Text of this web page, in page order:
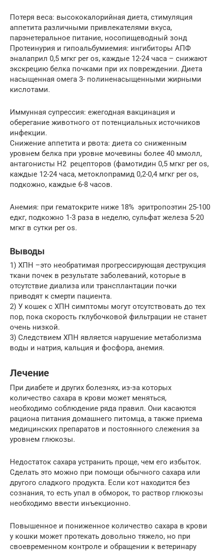
Потеря веса: высококалорийная диета, стимуляция
аппетита различными привлекателями вкуса,
парэнетеральное питание, носопищеводный зонд
Протеинурия и гипоальбумиемия: ингибиторы АПФ
эналаприл 0,5 мгкг per os, каждые 12-24 часа – снижают
экскрецию белка почками при их повреждении. Диета
насыщенная омега 3- полиненасыщенными жирными
кислотами.
Иммунная супрессия: ежегодная вакцинация и
оберегание животного от потенциальных источников
инфекции.
Снижение аппетита и рвота: диета со сниженным
уровнем белка при уровне мочевины более 40 ммолл,
антагонисты Н2 рецепторов (фамотидин 0,5 мгкг per os,
каждые 12-24 часа, метоклопрамид 0,2-0,4 мгкг per os,
подкожно, каждые 6-8 часов.
Анемия: при гематокрите ниже 18% эритропоэтин 25-100
едкг, подкожно 1-3 раза в неделю, сульфат железа 5-20
мгкг в сутки per os.
Выводы
1) ХПН –это необратимая прогрессирующая деструкция
ткани почек в результате заболеваний, которые в
отсутствие диализа или трансплантации почки
приводят к смерти пациента.
2) У кошек с ХПН симптомы могут отсутствовать до тех
пор, пока скорость гклубочковой фильтрации не станет
очень низкой.
3) Следствием ХПН является нарушение метаболизма
воды и натрия, кальция и фосфора, анемия.
Лечение
При диабете и других болезнях, из-за которых
количество сахара в крови может меняться,
необходимо соблюдение ряда правил. Они касаются
рациона питания домашнего питомца, а также приема
медицинских препаратов и постоянного слежения за
уровнем глюкозы.
Недостаток сахара устранить проще, чем его избыток.
Сделать это можно при помощи обычного сахара или
другого сладкого продукта. Если кот находится без
сознания, то есть упал в обморок, то раствор глюкозы
необходимо ввести инъекционно.
Повышенное и пониженное количество сахара в крови
у кошки может протекать довольно тяжело, но при
своевременном контроле и обращении к ветеринару